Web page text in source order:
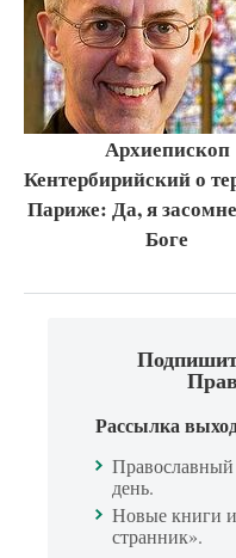
Архиепископ
Кентербирийский о
Париже: Да, я
Боге
Рассылка
день.
Новые книги
странник».